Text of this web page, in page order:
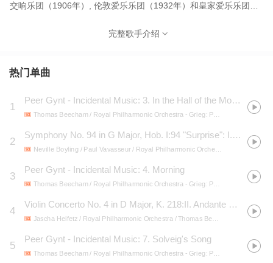
交响乐团（1906年）, 伦敦爱乐乐团（1932年）和皇家爱乐乐团
里克·戴流士, 埃塞尔·史密斯和让·西贝柳斯的作品做过很多演出。瓦
贡献良多。比彻姆是一位即兴性极强的指挥家，他强调表情与音乐
等英国作曲家的诠释是权威之外，对比才、西贝柳斯、理查·斯特劳
斯的解读也极具特色。
完整歌手介绍
热门单曲
1
Peer Gynt - Incidental Music: 3. In the Hall of the Mountain King
Thomas Beecham / Royal Philharmonic Orchestra - Grieg: Peer Gynt, Symphonic Dance No. 2, In Autumn, Old Norwegian Folk Song with Variations
2
Symphony No. 94 in G Major, Hob. I:94 "Surprise": I. Adagio cantabile - Vivace assai
Neville Boyling / Paul Vavasseur / Royal Philharmonic Orchestra / Thomas Beecham / Victor Olof
3
Peer Gynt - Incidental Music: 4. Morning
Thomas Beecham / Royal Philharmonic Orchestra - Grieg: Peer Gynt, Symphonic Dance No. 2, In Autumn, Old Norwegian Folk Song with Variations
4
Violin Concerto No. 4 in D Major, K. 218:II. Andante cantabile
Jascha Heifetz / Royal Philharmonic Orchestra / Thomas Beecham - Icon:
5
Peer Gynt - Incidental Music: 7. Solveig's Song
Thomas Beecham / Royal Philharmonic Orchestra - Grieg: Peer Gynt, Symphonic Dance No. 2, In Autumn, Old Norwegian Folk Song with Variations